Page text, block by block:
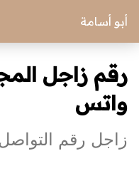
أبو أسامة
رقم زاجل
واتس
زاجل رقم